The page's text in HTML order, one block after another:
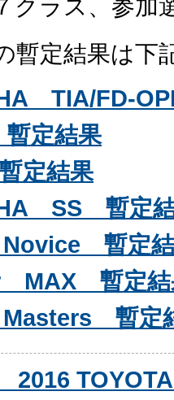
クラス、参加
暫定結果は下
TIA/FD-
定結果
定結果
SS 暫定
暫定
MAX 暫定結
暫定
2016